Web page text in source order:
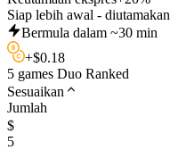
Siap lebih awal - diutamakan
Bermula dalam ~30 min
+$0.18
5 games Duo Ranked
Sesuaikan
Jumlah
$
5